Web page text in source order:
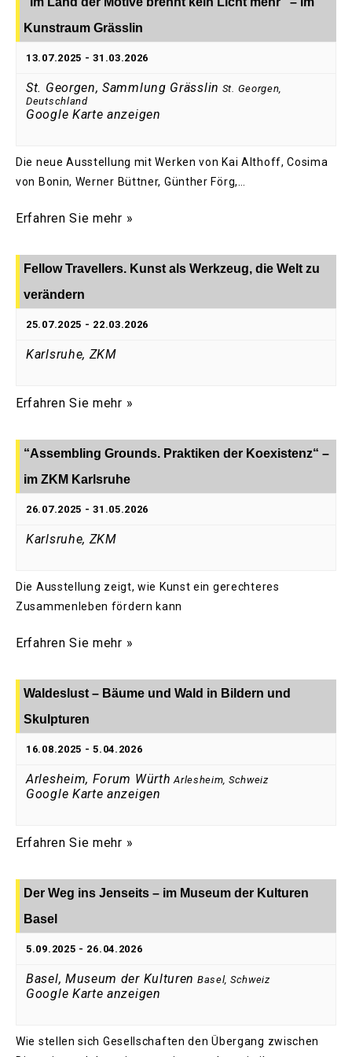
Kunstraum Grässlin
13.07.2025 -31.03.2026
St. Georgen, Sammlung Grässlin St. Georgen,
Deutschland
Google Karte anzeigen
Die neue Ausstellung mit Werken von Kai Althoff, Cosima
von Bonin, Werner Büttner, Günther Förg,…
Erfahren Sie mehr »
Fellow Travellers. Kunst als Werkzeug, die Welt zu
verändern
25.07.2025 - 22.03.2026
Karlsruhe, ZKM
Erfahren Sie mehr »
“Assembling Grounds. Praktiken der Koexistenz“ –
im ZKM Karlsruhe
26.07.2025 -31.05.2026
Karlsruhe, ZKM
Die Ausstellung zeigt, wie Kunst ein gerechteres
Zusammenleben fördern kann
Erfahren Sie mehr »
Waldeslust – Bäume und Wald in Bildern und
Skulpturen
16.08.2025 -5.04.2026
Arlesheim, Forum Würth Arlesheim, Schweiz
Google Karte anzeigen
Erfahren Sie mehr »
Der Weg ins Jenseits – im Museum der Kulturen
Basel
5.09.2025 - 26.04.2026
Basel, Museum der Kulturen Basel, Schweiz
Google Karte anzeigen
Wie stellen sich Gesellschaften den Übergang zwischen